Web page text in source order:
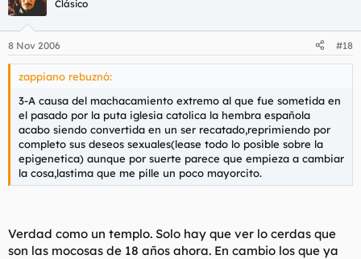
Clásico
8 Nov 2006 #18
zappiano rebuznó:
3-A causa del machacamiento extremo al que fue sometida en
el pasado por la puta iglesia catolica la hembra española
acabo siendo convertida en un ser recatado,reprimiendo por
completo sus deseos sexuales(lease todo lo posible sobre la
epigenetica) aunque por suerte parece que empieza a cambiar
la cosa,lastima que me pille un poco mayorcito.
Verdad como un templo. Solo hay que ver lo cerdas que
son las mocosas de 18 años ahora. En cambio los que ya